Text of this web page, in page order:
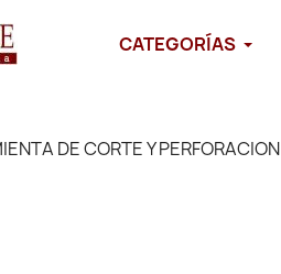
CATEGORÍAS
DE CORTE Y PERFORACION